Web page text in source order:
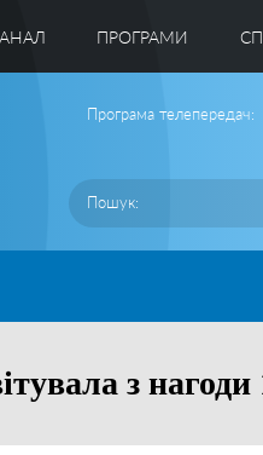
ПРОГРАМИ
Програма телепередач:
з